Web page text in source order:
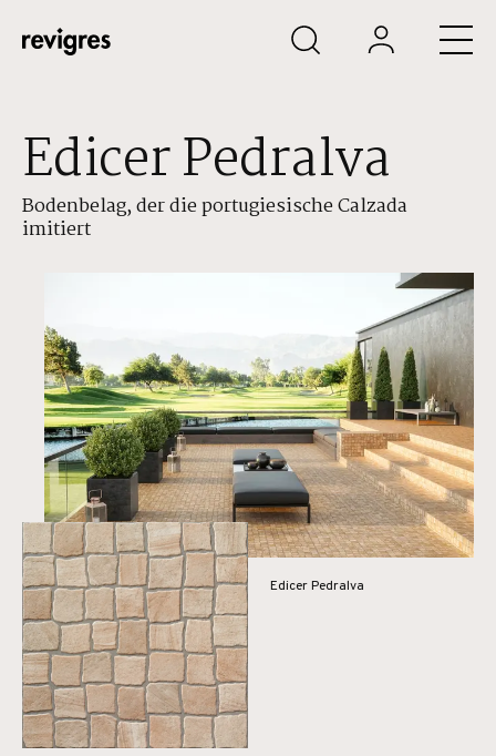
Zum Hauptinhalt springen
Edicer Pedralva
Bodenbelag, der die portugiesische Calzada
imitiert
Edicer Pedralva